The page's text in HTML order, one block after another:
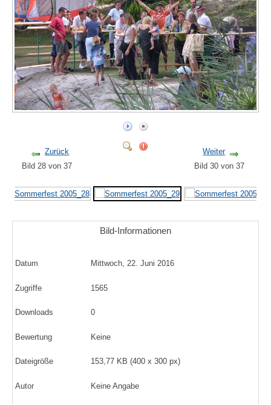
Zurück
Bild 28 von 37
Weiter
Bild 30 von 37
Bild-Informationen
Datum Mittwoch, 22. Juni 2016
Zugriffe 1565
Downloads 0
Bewertung Keine
Dateigröße 153,77 KB (400 x 300 px)
Autor Keine Angabe